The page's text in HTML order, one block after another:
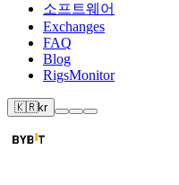
소프트웨어
Exchanges
FAQ
Blog
RigsMonitor
🇰🇷kr